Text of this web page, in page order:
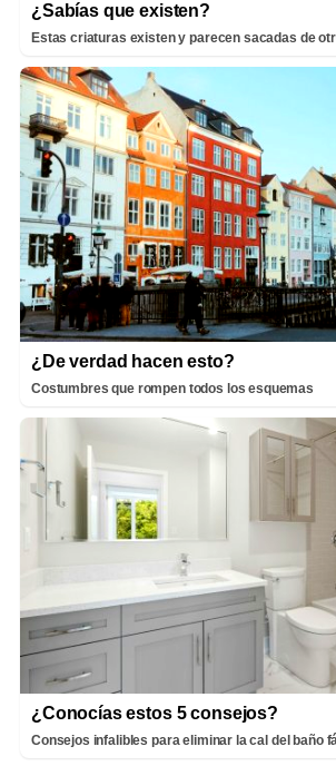
¿Sabías que existen?
Estas criaturas existen y parecen sacadas de
¿De verdad hacen esto?
Costumbres que rompen todos los esquemas
¿Conocías estos 5 consejos?
Consejos infalibles para eliminar la cal del baño